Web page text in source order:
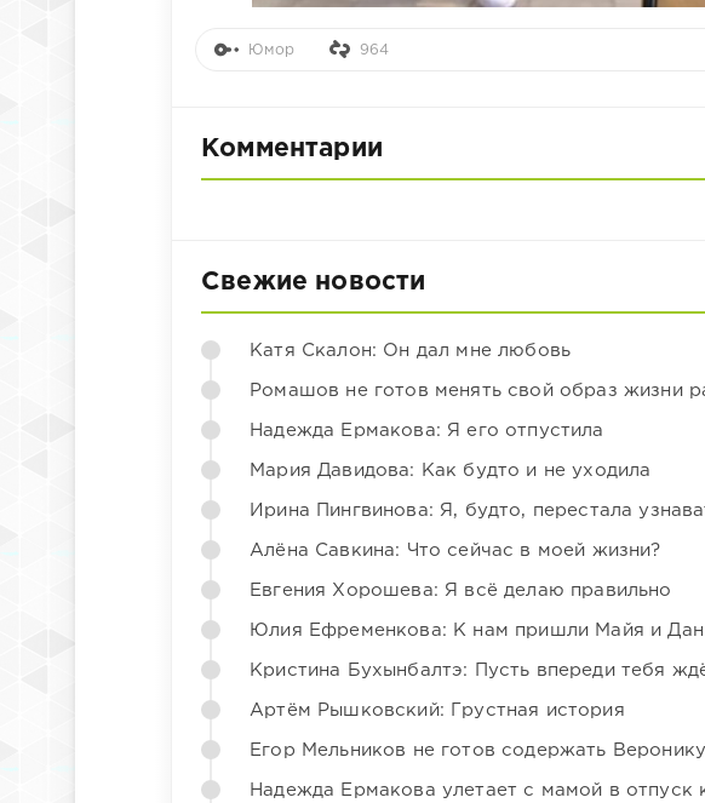
Юмор 964
Комментарии
Свежие новости
Катя Скалон: Он дал мне любовь
Ромашов не готов менять свой образ жизни
Надежда Ермакова: Я его отпустила
Мария Давидова: Как будто и не уходила
Ирина Пингвинова: Я, будто, перестала
Алёна Савкина: Что сейчас в моей жизни?
Евгения Хорошева: Я всё делаю правильно
Юлия Ефременкова: К нам пришли Майя и Дан
Кристина Бухынбалтэ: Пусть впереди тебя
Артём Рышковский: Грустная история
Егор Мельников не готов содержать
Надежда Ермакова улетает с мамой в отпуск